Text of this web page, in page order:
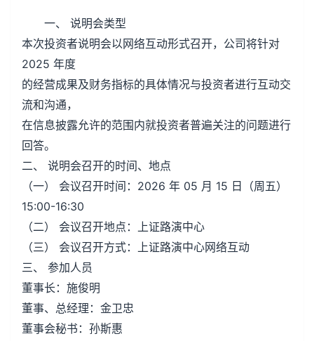
一、 说明会类型
本次投资者说明会以网络互动形式召开，公司将针对
2025 年度
的经营成果及财务指标的具体情况与投资者进行互动交
流和沟通，
在信息披露允许的范围内就投资者普遍关注的问题进行
回答。
二、 说明会召开的时间、地点
（一） 会议召开时间：2026 年 05 月 15 日（周五）
15:00-16:30
（二） 会议召开地点：上证路演中心
（三） 会议召开方式：上证路演中心网络互动
三、 参加人员
董事长：施俊明
董事、总经理：金卫忠
董事会秘书：孙斯惠